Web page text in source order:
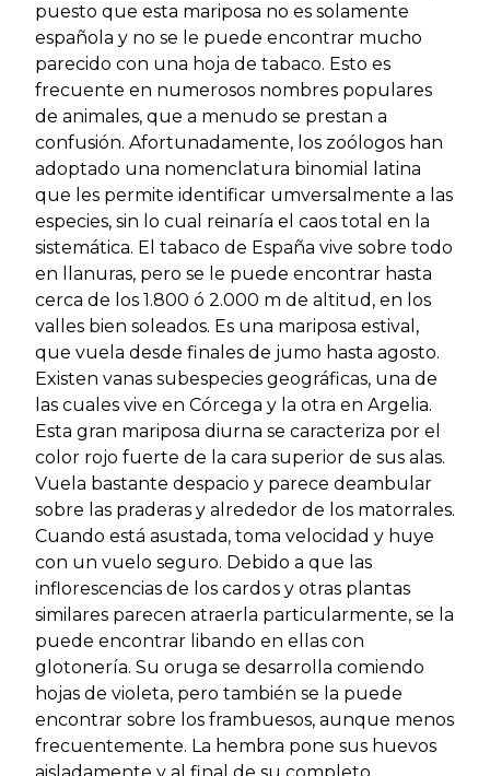
puesto que esta mariposa no es solamente
española y no se le puede encontrar mucho
parecido con una hoja de tabaco. Esto es
frecuente en numerosos nombres populares
de animales, que a menudo se prestan a
confusión. Afortunadamente, los zoólogos han
adoptado una nomenclatura binomial latina
que les permite identificar umversalmente a las
especies, sin lo cual reinaría el caos total en la
sistemática. El tabaco de España vive sobre todo
en llanuras, pero se le puede encontrar hasta
cerca de los 1.800 ó 2.000 m de altitud, en los
valles bien soleados. Es una mariposa estival,
que vuela desde finales de jumo hasta agosto.
Existen vanas subespecies geográficas, una de
las cuales vive en Córcega y la otra en Argelia.
Esta gran mariposa diurna se caracteriza por el
color rojo fuerte de la cara superior de sus alas.
Vuela bastante despacio y parece deambular
sobre las praderas y alrededor de los matorrales.
Cuando está asustada, toma velocidad y huye
con un vuelo seguro. Debido a que las
inflorescencias de los cardos y otras plantas
similares parecen atraerla particularmente, se la
puede encontrar libando en ellas con
glotonería. Su oruga se desarrolla comiendo
hojas de violeta, pero también se la puede
encontrar sobre los frambuesos, aunque menos
frecuentemente. La hembra pone sus huevos